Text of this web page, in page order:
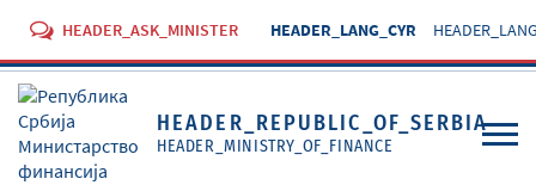
HEADER_ASK_MINISTER HEADER_LANG_CYR
HEADER_REPUBLIC_OF_SERBIA
HEADER_MINISTRY_OF_FINANCE